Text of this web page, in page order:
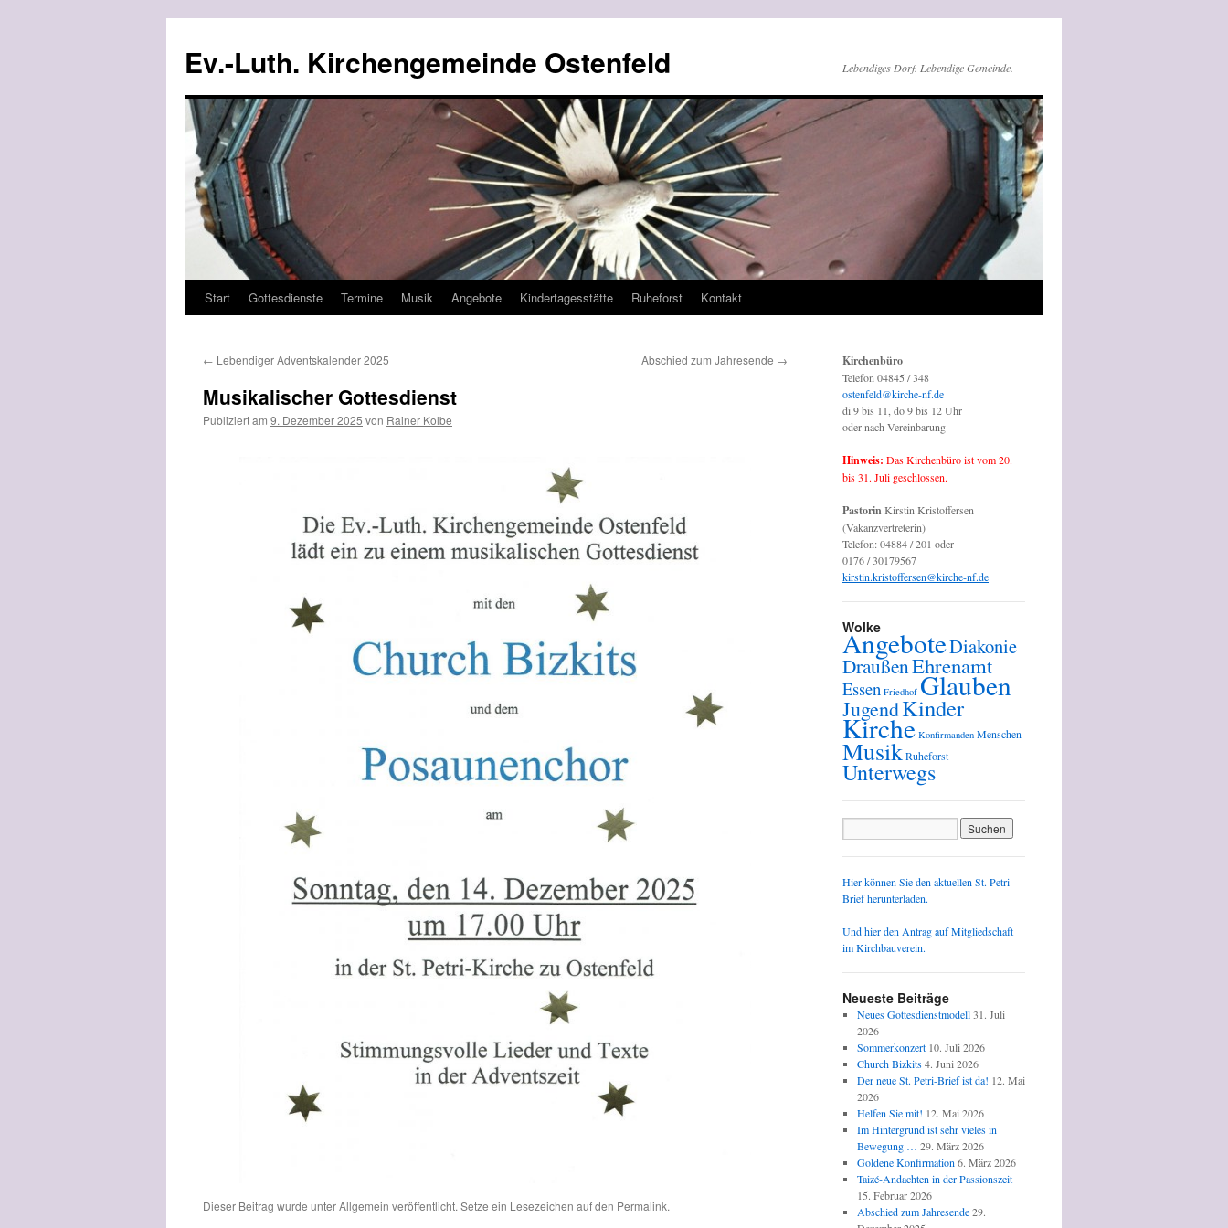
Ev.-Luth. Kirchengemeinde Ostenfeld Lebendiges Dorf. Lebendige Gemeinde.
Zum
springen
Start Gottesdienste Termine Musik Angebote Kindertagesstätte Ruheforst Kontakt
← Lebendiger Adventskalender 2025 Abschied zum Jahresende →
Musikalischer Gottesdienst
Publiziert am 9. Dezember 2025 von Rainer Kolbe
Dieser Beitrag wurde unterAllgemein veröffentlicht. Setze ein Lesezeichen auf den Permalink.
Kirchenbüro
Telefon 04845 / 348
ostenfeld@kirche-nf.de
di 9 bis 11, do 9 bis 12 Uhr
oder nach Vereinbarung
Hinweis: Das Kirchenbüro ist vom 20.
bis 31. Juli geschlossen.
PastorinKirstin Kristoffersen
(Vakanzvertreterin)
Telefon: 04884 / 201 oder
0176 / 30179567
kirstin.kristoffersen@kirche-nf.de
Wolke
AngeboteDiakonie
DraußenEhrenamt
Essen Friedhof Glauben
JugendKinder
Kirche Konfirmanden Menschen
MusikRuheforst
Unterwegs
Hier können Sie den aktuellen St. Petri-
Brief herunterladen.
Und hier den Antrag auf Mitgliedschaft
im Kirchbauverein.
Neueste Beiträge
Neues Gottesdienstmodell 31. Juli
2026
Sommerkonzert 10. Juli 2026
Church Bizkits 4. Juni 2026
Der neue St. Petri-Brief ist da! 12. Mai
2026
Helfen Sie mit! 12. Mai 2026
Im Hintergrund ist sehr vieles in
Bewegung … 29. März 2026
Goldene Konfirmation 6. März 2026
Taizé-Andachten in der Passionszeit
15. Februar 2026
Abschied zum Jahresende 29.